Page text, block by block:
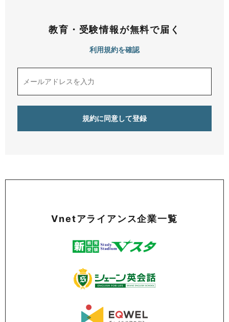
教育・受験情報が無料で届く
利用規約を確認
Vnetアライアンス企業一覧